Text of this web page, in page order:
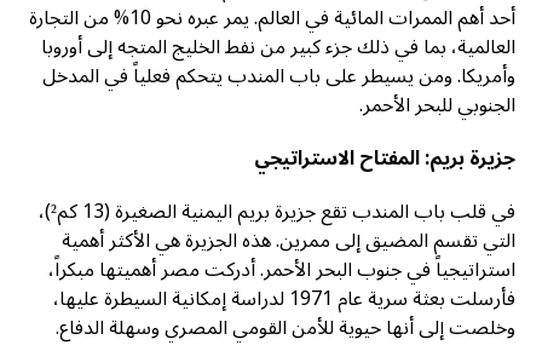
أحد أهم الممرات المائية في العالم. يمر عبره نحو 10% من التجارة
العالمية، بما في ذلك جزء كبير من نفط الخليج المتجه إلى أوروبا
وأمريكا. ومن يسيطر على باب المندب يتحكم فعلياً في المدخل
الجنوبي للبحر الأحمر.
جزيرة بريم: المفتاح الاستراتيجي
في قلب باب المندب تقع جزيرة بريم اليمنية الصغيرة (13 كم²)،
التي تقسم المضيق إلى ممرين. هذه الجزيرة هي الأكثر أهمية
استراتيجياً في جنوب البحر الأحمر. أدركت مصر أهميتها مبكراً،
فأرسلت بعثة سرية عام 1971 لدراسة إمكانية السيطرة عليها،
وخلصت إلى أنها حيوية للأمن القومي المصري وسهلة الدفاع.